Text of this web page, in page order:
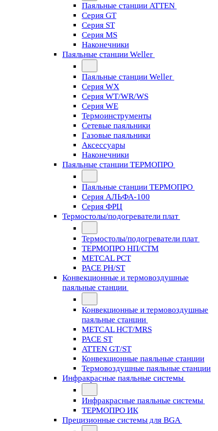
Паяльные станции ATTEN
Серия GT
Серия ST
Серия MS
Наконечники
Паяльные станции Weller
Паяльные станции Weller
Серия WX
Серия WT/WR/WS
Серия WE
Термоинструменты
Сетевые паяльники
Газовые паяльники
Аксессуары
Наконечники
Паяльные станции ТЕРМОПРО
Паяльные станции ТЕРМОПРО
Серия АЛЬФА-100
Серия ФРЦ
Термостолы/подогреватели плат
Термостолы/подогреватели плат
ТЕРМОПРО НП/СТМ
METCAL PCT
PACE PH/ST
Конвекционные и термовоздушные
паяльные станции
Конвекционные и термовоздушные
паяльные станции
METCAL HCT/MRS
PACE ST
ATTEN GT/ST
Конвекционные паяльные станции
Термовоздушные паяльные станции
Инфракрасные паяльные системы
Инфракрасные паяльные системы
ТЕРМОПРО ИК
Прецизионные системы для BGA